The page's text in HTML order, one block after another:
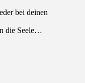
bei deinen
die Seele…